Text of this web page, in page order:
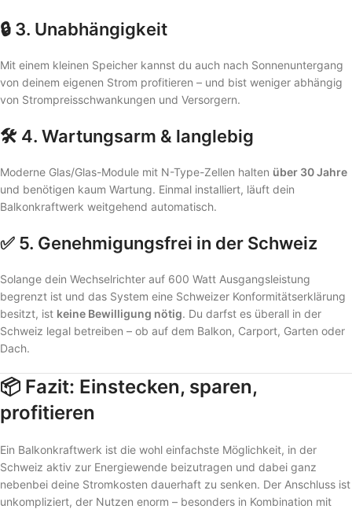
🔒 3. Unabhängigkeit
Mit einem kleinen Speicher kannst du auch nach Sonnenuntergang
von deinem eigenen Strom profitieren – und bist weniger abhängig
von Strompreisschwankungen und Versorgern.
🛠️ 4. Wartungsarm & langlebig
Moderne Glas/Glas-Module mit N-Type-Zellen halten über 30 Jahre
und benötigen kaum Wartung. Einmal installiert, läuft dein
Balkonkraftwerk weitgehend automatisch.
✅ 5. Genehmigungsfrei in der Schweiz
Solange dein Wechselrichter auf 600 Watt Ausgangsleistung
begrenzt ist und das System eine Schweizer Konformitätserklärung
besitzt, ist keine Bewilligung nötig. Du darfst es überall in der
Schweiz legal betreiben – ob auf dem Balkon, Carport, Garten oder
Dach.
📦 Fazit: Einstecken, sparen,
profitieren
Ein Balkonkraftwerk ist die wohl einfachste Möglichkeit, in der
Schweiz aktiv zur Energiewende beizutragen und dabei ganz
nebenbei deine Stromkosten dauerhaft zu senken. Der Anschluss ist
unkompliziert, der Nutzen enorm – besonders in Kombination mit